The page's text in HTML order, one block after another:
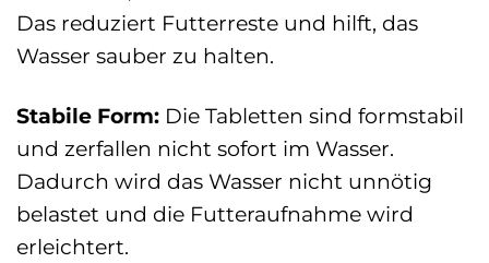
Das reduziert Futterreste und hilft, das
Wasser sauber zu halten.
Stabile Form: Die Tabletten sind formstabil
und zerfallen nicht sofort im Wasser.
Dadurch wird das Wasser nicht unnötig
belastet und die Futteraufnahme wird
erleichtert.